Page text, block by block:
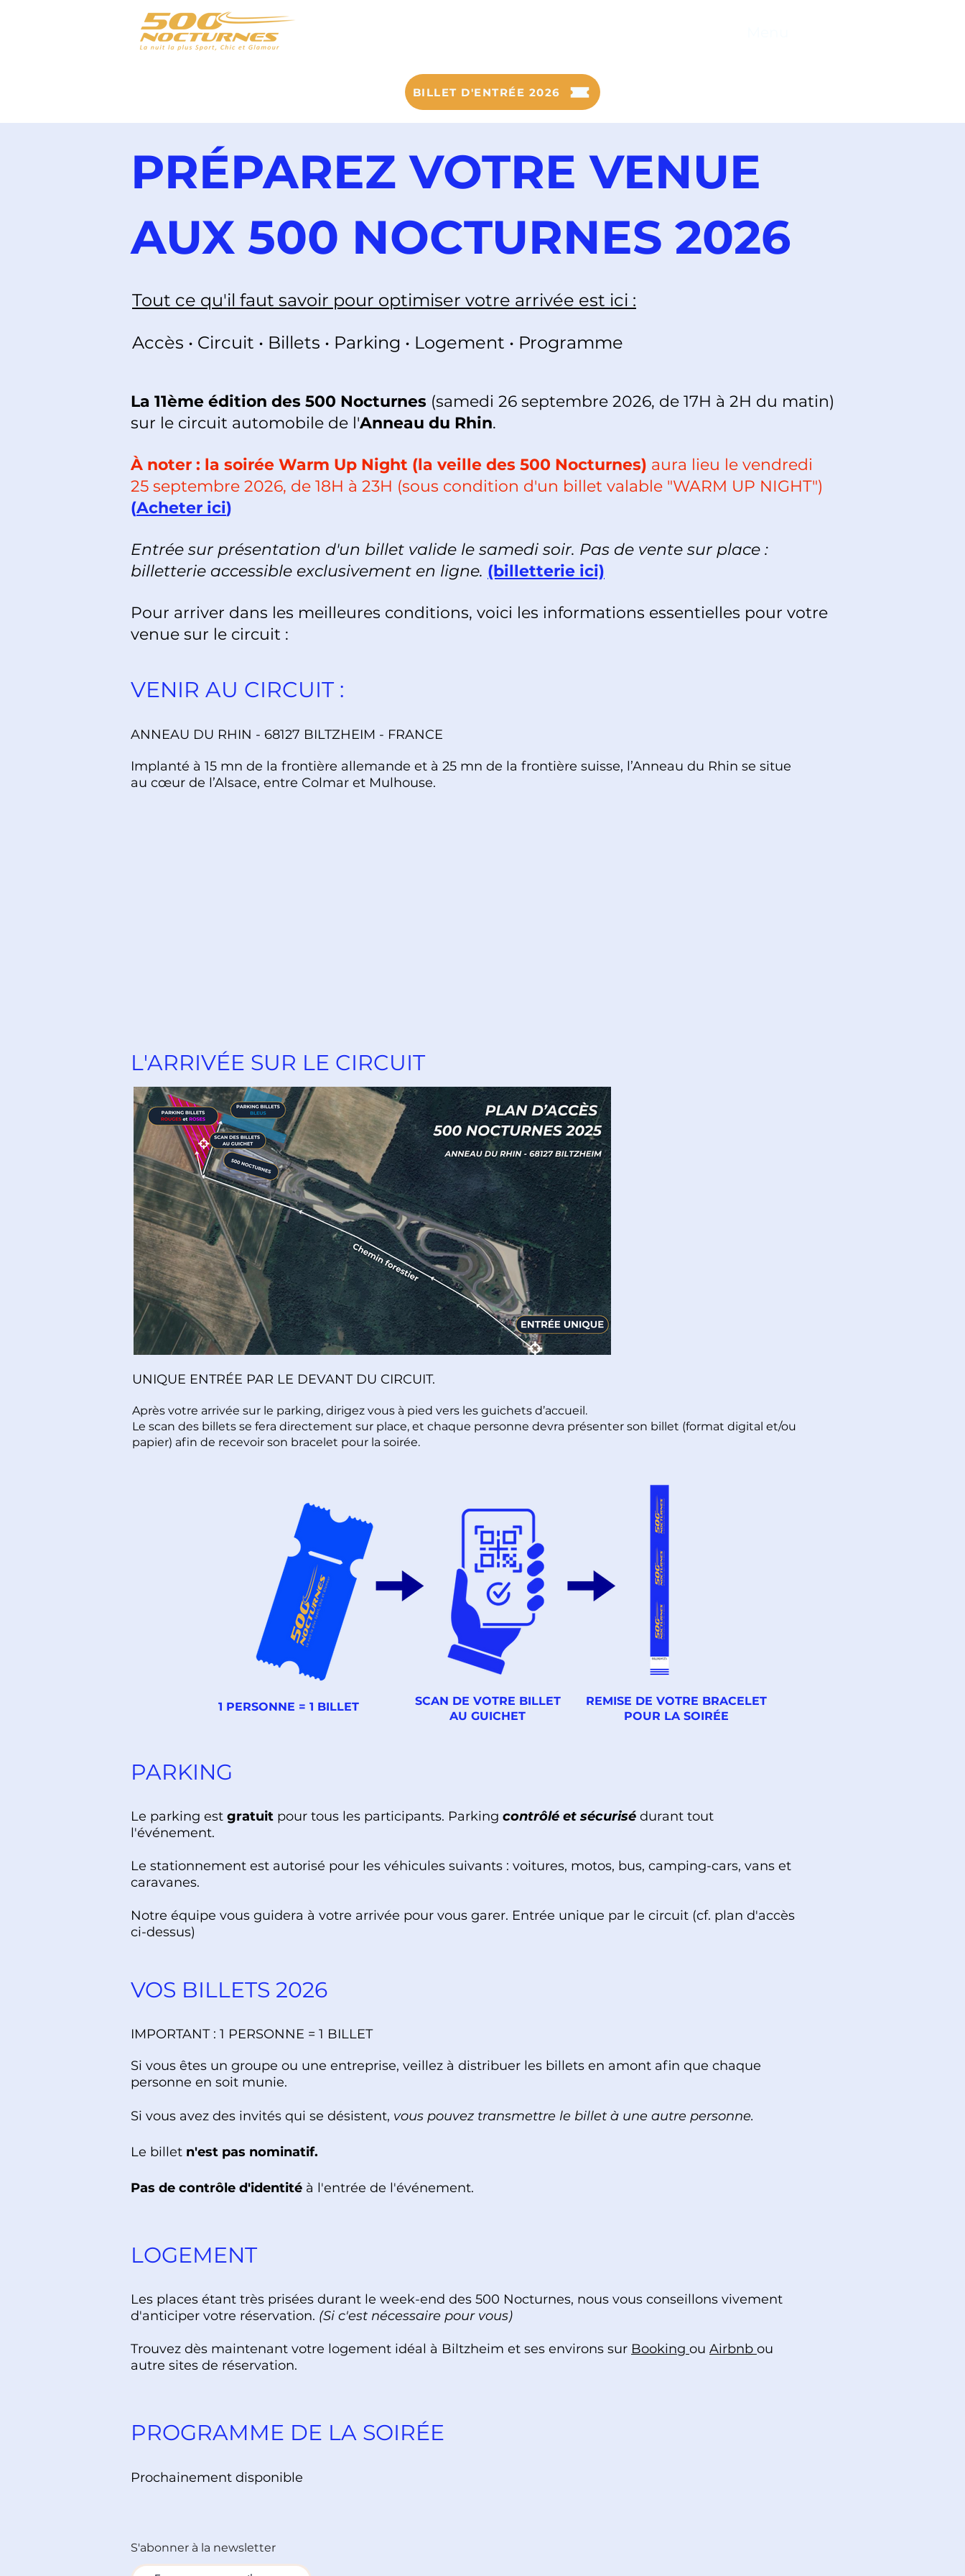
BILLET D'ENTRÉE 2026
PRÉPAREZ VOTRE VENUE
AUX 500 NOCTURNES 2026
Tout ce qu'il faut savoir pour optimiser votre arrivée est ici :
Accès • Circuit • Billets • Parking • Logement • Programme
La 11ème édition des 500 Nocturnes (samedi 26 septembre 2026, de 17H à 2H du matin)
sur le circuit automobile de l'Anneau du Rhin.
À noter : la soirée Warm Up Night (la veille des 500 Nocturnes) aura lieu le vendredi
25 septembre 2026, de 18H à 23H (sous condition d'un billet valable "WARM UP NIGHT")
(Acheter ici)
Entrée sur présentation d'un billet valide le samedi soir. Pas de vente sur place :
billetterie accessible exclusivement en ligne. (billetterie ici)
Pour arriver dans les meilleures conditions, voici les informations essentielles pour votre
venue sur le circuit :
VENIR AU CIRCUIT :
ANNEAU DU RHIN - 68127 BILTZHEIM - FRANCE
Implanté à 15 mn de la frontière allemande et à 25 mn de la frontière suisse, l’Anneau du Rhin se situe
au cœur de l’Alsace, entre Colmar et Mulhouse.
L'ARRIVÉE SUR LE CIRCUIT
UNIQUE ENTRÉE PAR LE DEVANT DU CIRCUIT.
Après votre arrivée sur le parking, dirigez vous à pied vers les guichets d’accueil.
Le scan des billets se fera directement sur place, et chaque personne devra présenter son billet (format digital et/ou
papier) afin de recevoir son bracelet pour la soirée.
1 PERSONNE = 1 BILLET
SCAN DE VOTRE BILLET
AU GUICHET
REMISE DE VOTRE BRACELET
POUR LA SOIRÉE
PARKING
Le parking est gratuit pour tous les participants. Parking contrôlé et sécurisé durant tout
l'événement.
Le stationnement est autorisé pour les véhicules suivants : voitures, motos, bus, camping-cars, vans et
caravanes.
Notre équipe vous guidera à votre arrivée pour vous garer. Entrée unique par le circuit (cf. plan d'accès
ci-dessus)
VOS BILLETS 2026
IMPORTANT : 1 PERSONNE = 1 BILLET
Si vous êtes un groupe ou une entreprise, veillez à distribuer les billets en amont afin que chaque
personne en soit munie.
Si vous avez des invités qui se désistent, vous pouvez transmettre le billet à une autre personne.
Le billet n'est pas nominatif.
Pas de contrôle d'identité à l'entrée de l'événement.
LOGEMENT
Les places étant très prisées durant le week-end des 500 Nocturnes, nous vous conseillons vivement
d'anticiper votre réservation. (Si c'est nécessaire pour vous)
Trouvez dès maintenant votre logement idéal à Biltzheim et ses environs sur Booking ou Airbnb ou
autre sites de réservation.
PROGRAMME DE LA SOIRÉE
Prochainement disponible
S'abonner à la newsletter